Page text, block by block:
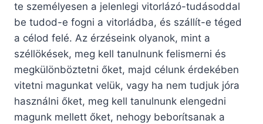
te személyesen a jelenlegi vitorlázó-tudásoddal
be tudod-e fogni a vitorládba, és szállít-e téged
a célod felé. Az érzéseink olyanok, mint a
széllökések, meg kell tanulnunk felismerni és
megkülönböztetni őket, majd célunk érdekében
vitetni magunkat velük, vagy ha nem tudjuk jóra
használni őket, meg kell tanulnunk elengedni
magunk mellett őket, nehogy beborítsanak a